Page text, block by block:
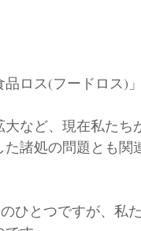
ロス(フードロス)
など、現在私たち
諸処の問題とも
ひとつですが、私